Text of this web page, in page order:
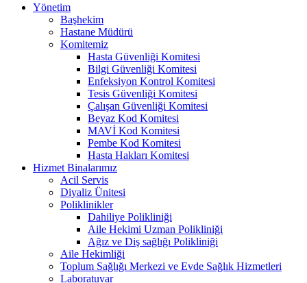
Yönetim
Başhekim
Hastane Müdürü
Komitemiz
Hasta Güvenliği Komitesi
Bilgi Güvenliği Komitesi
Enfeksiyon Kontrol Komitesi
Tesis Güvenliği Komitesi
Çalışan Güvenliği Komitesi
Beyaz Kod Komitesi
MAVİ Kod Komitesi
Pembe Kod Komitesi
Hasta Hakları Komitesi
Hizmet Binalarımız
Acil Servis
Diyaliz Ünitesi
Poliklinikler
Dahiliye Polikliniği
Aile Hekimi Uzman Polikliniği
Ağız ve Diş sağlığı Polikliniği
Aile Hekimliği
Toplum Sağlığı Merkezi ve Evde Sağlık Hizmetleri
Laboratuvar